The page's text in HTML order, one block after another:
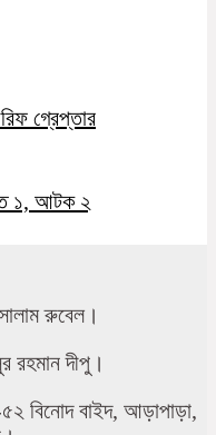
গ্রেপ্তার
১, আটক ২
রুবেল।
রহমান দীপু।
বিনোদ বাইদ, আড়াপাড়া,